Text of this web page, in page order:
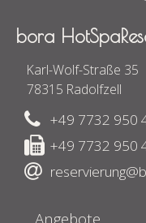
bora
Karl-Wolf-Straße 35
78315 Radolfzell
+49 7732 950
+49 7732 950
Angebote